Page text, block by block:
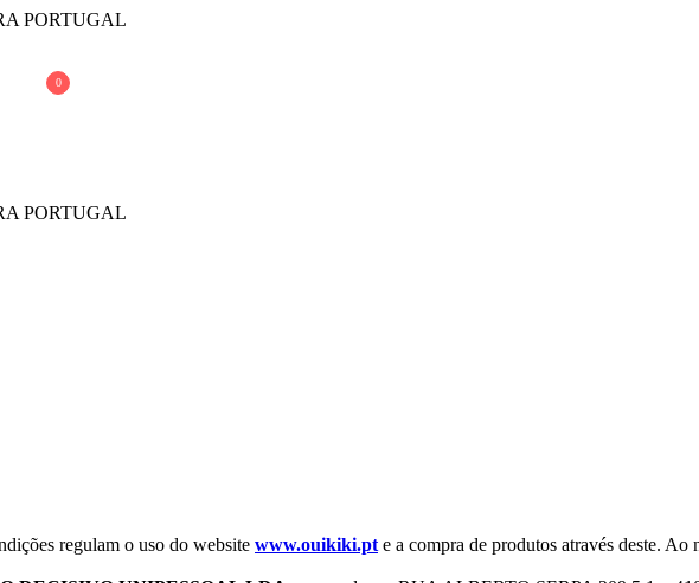
PORTUGAL
são todos feitas à mão, pela criadora e responsável pela produção, Laura Nogueira.
0
PORTUGAL
regulam o uso do website www.ouikiki.pte a compra de produtos através deste.